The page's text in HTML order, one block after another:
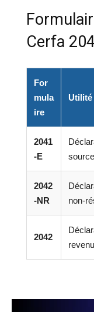
Cerfa
For
mula
ire
Utilité
2041
-E
2042
-NR
non-
2042